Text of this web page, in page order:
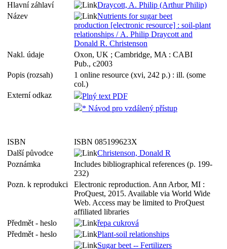
Hlavní záhlaví
Draycott, A. Philip (Arthur Philip)
Název
Nutrients for sugar beet
production [electronic resource] : soil-plant
relationships / A. Philip Draycott and
Donald R. Christenson
Nakl. údaje
Oxon, UK ; Cambridge, MA : CABI
Pub., c2003
Popis (rozsah)
1 online resource (xvi, 242 p.) : ill. (some
col.)
Externí odkaz
Plný text PDF
* Návod pro vzdálený přístup
ISBN
ISBN 085199623X
Další původce
Christenson, Donald R
Poznámka
Includes bibliographical references (p. 199-
232)
Pozn. k reprodukci
Electronic reproduction. Ann Arbor, MI :
ProQuest, 2015. Available via World Wide
Web. Access may be limited to ProQuest
affiliated libraries
Předmět - heslo
řepa cukrová
Předmět - heslo
Plant-soil relationships
Sugar beet -- Fertilizers